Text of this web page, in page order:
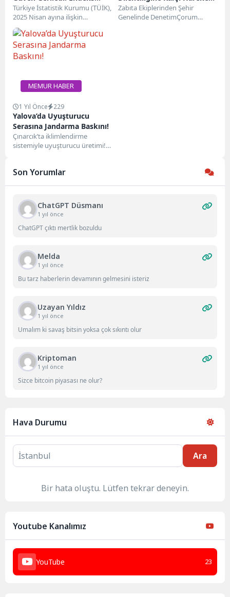
96,6’ya Düştü
Türkiye İstatistik Kurumu (TÜİK),
2025 Nisan ayına ilişkin
ekonomik güven endeksi
verilerini açıkladı. Buna göre...
Geçti
Zabıta Ekiplerinden Şehir
Genelinde DenetimÇorum
MEMUR HABER
1 Yıl Önce 229
Yalova’da Uyuşturucu
Serasına Jandarma Baskını!
Çınarcık’ta iklimlendirme
sistemiyle uyuşturucu üretimi!
kapsamında önemli bir
Son Yorumlar
ChatGPT Düsmanı
1 yıl önce
ChatGPT çıktı mertlik bozuldu
Melda
1 yıl önce
Bu tarz haberlerin devamının gelmesini isteriz
Uzayan Yıldız
1 yıl önce
Umalım ki savaş bitsin yoksa çok sıkıntı olur
Kriptoman
1 yıl önce
Sizce bitcoin piyasası ne olur?
Hava Durumu
Ara
Bir hata oluştu. Lütfen tekrar deneyin.
Youtube Kanalımız
YouTube 23